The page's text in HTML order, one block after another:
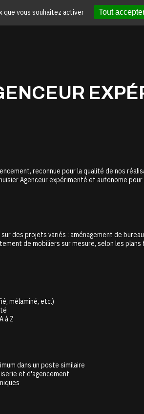
reconnue pour la qualité de nos
Agenceur expérimenté et autonome
des projets variés : aménagement de
de mobiliers sur mesure, selon les
mélaminé, etc.)
à Z
dans un poste similaire
et d'agencement
que vous souhaitez activer Tout